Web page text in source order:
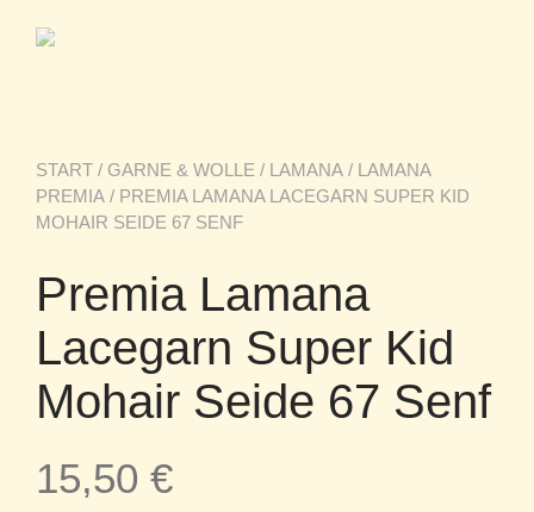
START / GARNE & WOLLE / LAMANA / LAMANA
PREMIA / PREMIA LAMANA LACEGARN SUPER KID
MOHAIR SEIDE 67 SENF
Premia Lamana
Lacegarn Super Kid
Mohair Seide 67 Senf
15,50 €